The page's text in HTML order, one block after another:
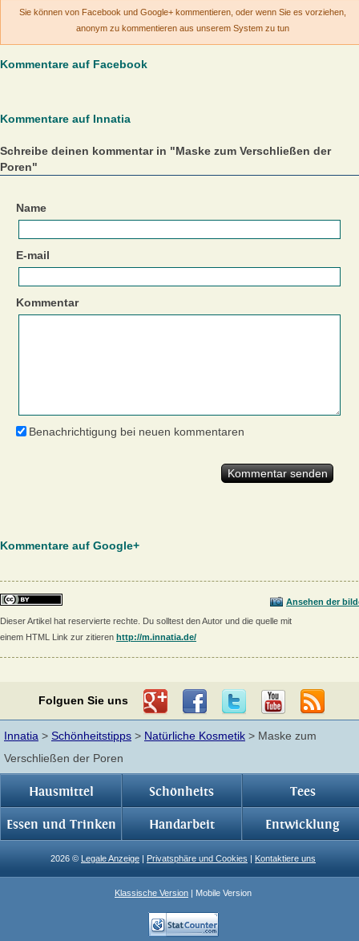
Sie können von Facebook und Google+ kommentieren, oder wenn Sie es vorziehen,
anonym zu kommentieren aus unserem System zu tun
Kommentare auf Facebook
Kommentare auf Innatia
Schreibe deinen kommentar in "Maske zum Verschließen der
Poren"
Name
E-mail
Kommentar
Benachrichtigung bei neuen kommentaren
Kommentare auf Google+
Ansehen der
Dieser Artikel hat reservierte rechte. Du solltest den Autor und die quelle mit
einem HTML Link zur zitieren http://m.innatia.de/
Folguen Sie uns
Innatia > Schönheitstipps > Natürliche Kosmetik > Maske zum
Verschließen der Poren
Hausmittel Schönheits Tees
Essen und Trinken Handarbeit Entwicklung
2026 © Legale Anzeige | Privatsphäre und Cookies | Kontaktiere uns
Klassische Version | Mobile Version